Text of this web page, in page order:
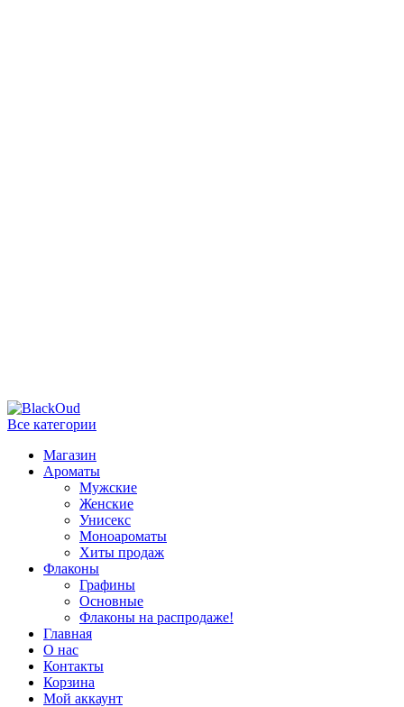
Все категории
Магазин
Ароматы
Мужские
Женские
Унисекс
Моноароматы
Хиты продаж
Флаконы
Графины
Основные
Флаконы на распродаже!
Главная
О нас
Контакты
Корзина
Мой аккаунт